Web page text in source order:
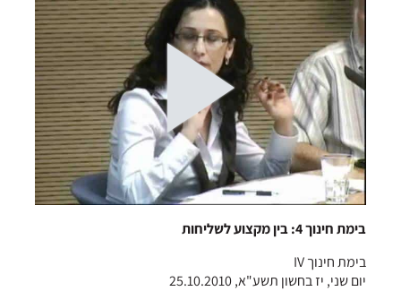
בימת חינוך 4: בין מקצוע לשליחות
בימת חינוך IV
יום שני, יז בחשון תשע"א, 25.10.2010